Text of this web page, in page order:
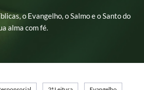
o Evangelho, o Salmo e o Santo do
alma com fé.